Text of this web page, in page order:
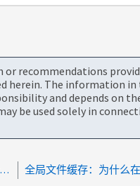
recommendations
The information in
and depends on
be used solely in
全局文件缓存：尝试删除Edge上的文件夹时、它会重新出现